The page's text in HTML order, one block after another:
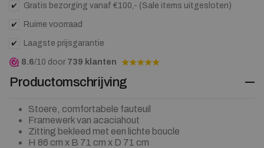
Gratis bezorging vanaf €100,- (Sale items uitgesloten)
Ruime voorraad
Laagste prijsgarantie
8.6/10 door 739 klanten
Productomschrijving
Stoere, comfortabele fauteuil
Framewerk van acaciahout
Zitting bekleed met een lichte boucle
H 86 cm x B 71 cm x D 71 cm